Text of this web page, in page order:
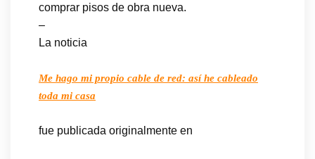
comprar pisos de obra nueva.
–
La noticia
Me hago mi propio cable de red: así he cableado
toda mi casa
fue publicada originalmente en